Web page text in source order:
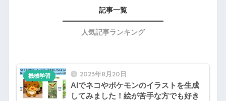
記事一覧
人気記事ランキング
2023年8月20日
AIでネコやポケモンのイラストを生成
してみました！絵が苦手な方でも好き
機械学習